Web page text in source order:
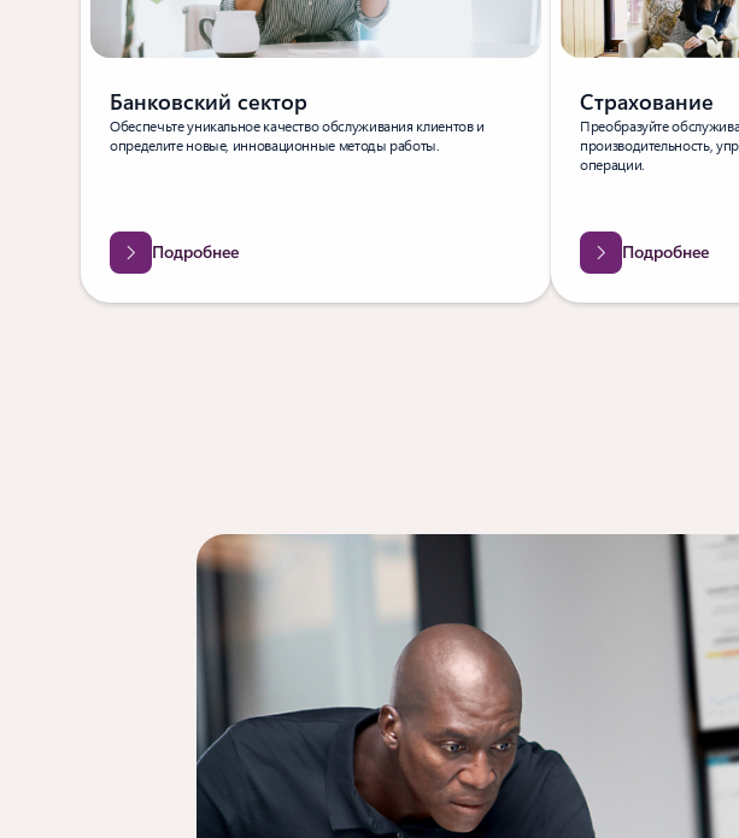
Банковский сектор
Обеспечьте уникальное качество обслуживания клиентов и
определите новые, инновационные методы работы.
Подробнее
Страхование
Преобразуйте
производительность,
операции.
Подробнее